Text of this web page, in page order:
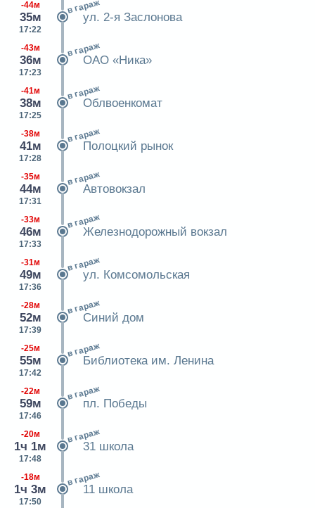
-44м
35м
17:22
в гараж
ул. 2-я Заслонова
-43м
36м
17:23
в гараж
ОАО «Ника»
-41м
38м
17:25
в гараж
Облвоенкомат
-38м
41м
17:28
в гараж
Полоцкий рынок
-35м
44м
17:31
в гараж
Автовокзал
-33м
46м
17:33
в гараж
Железнодорожный вокзал
-31м
49м
17:36
в гараж
ул. Комсомольская
-28м
52м
17:39
в гараж
Синий дом
-25м
55м
17:42
в гараж
Библиотека им. Ленина
-22м
59м
17:46
в гараж
пл. Победы
-20м
1ч 1м
17:48
в гараж
31 школа
-18м
1ч 3м
17:50
в гараж
11 школа